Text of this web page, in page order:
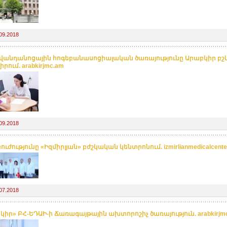
հոգեբանասոցիալական ծառայությունը Արաբկիր
arabkirjmc.am
«Իզմիրլյան» բժշկական կենտրոնում.
ԲՀ-ԵԴԱԻ-ի Ճառագայթային ախտորոշիչ ծառայություն.